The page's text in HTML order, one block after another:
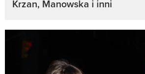
Krzan, Manowska i inni